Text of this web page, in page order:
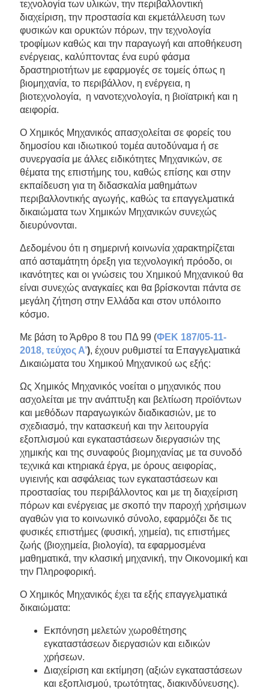
τεχνολογία των υλικών, την περιβαλλοντική
διαχείριση, την προστασία και εκμετάλλευση των
φυσικών και ορυκτών πόρων, την τεχνολογία
τροφίμων καθώς και την παραγωγή και αποθήκευση
ενέργειας, καλύπτοντας ένα ευρύ φάσμα
δραστηριοτήτων με εφαρμογές σε τομείς όπως η
βιομηχανία, το περιβάλλον, η ενέργεια, η
βιοτεχνολογία, η νανοτεχνολογία, η βιοϊατρική και η
αειφορία.
Ο Χημικός Μηχανικός απασχολείται σε φορείς του
δημοσίου και ιδιωτικού τομέα αυτοδύναμα ή σε
συνεργασία με άλλες ειδικότητες Μηχανικών, σε
θέματα της επιστήμης του, καθώς επίσης και στην
εκπαίδευση για τη διδασκαλία μαθημάτων
περιβαλλοντικής αγωγής, καθώς τα επαγγελματικά
δικαιώματα των Χημικών Μηχανικών συνεχώς
διευρύνονται.
Δεδομένου ότι η σημερινή κοινωνία χαρακτηρίζεται
από ασταμάτητη όρεξη για τεχνολογική πρόοδο, οι
ικανότητες και οι γνώσεις του Χημικού Μηχανικού θα
είναι συνεχώς αναγκαίες και θα βρίσκονται πάντα σε
μεγάλη ζήτηση στην Ελλάδα και στον υπόλοιπο
κόσμο.
Με βάση το Άρθρο 8 του ΠΔ 99 (ΦΕΚ 187/05-11-
2018, τεύχος Α’), έχουν ρυθμιστεί τα Επαγγελματικά
Δικαιώματα του Χημικού Μηχανικού ως εξής:
Ως Χημικός Μηχανικός νοείται ο μηχανικός που
ασχολείται με την ανάπτυξη και βελτίωση προϊόντων
και μεθόδων παραγωγικών διαδικασιών, με το
σχεδιασμό, την κατασκευή και την λειτουργία
εξοπλισμού και εγκαταστάσεων διεργασιών της
χημικής και της συναφούς βιομηχανίας με τα συνοδό
τεχνικά και κτηριακά έργα, με όρους αειφορίας,
υγιεινής και ασφάλειας των εγκαταστάσεων και
προστασίας του περιβάλλοντος και με τη διαχείριση
πόρων και ενέργειας με σκοπό την παροχή χρήσιμων
αγαθών για το κοινωνικό σύνολο, εφαρμόζει δε τις
φυσικές επιστήμες (φυσική, χημεία), τις επιστήμες
ζωής (βιοχημεία, βιολογία), τα εφαρμοσμένα
μαθηματικά, την κλασική μηχανική, την Οικονομική και
την Πληροφορική.
Ο Χημικός Μηχανικός έχει τα εξής επαγγελματικά
δικαιώματα:
Εκπόνηση μελετών χωροθέτησης
εγκαταστάσεων διεργασιών και ειδικών
χρήσεων.
Διαχείριση και εκτίμηση (αξιών εγκαταστάσεων
και εξοπλισμού, τρωτότητας, διακινδύνευσης).